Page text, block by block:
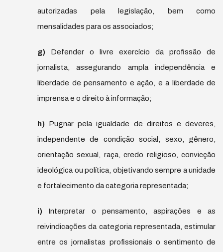
autorizadas pela legislação, bem como
mensalidades para os associados;
g) Defender o livre exercício da profissão de
jornalista, assegurando ampla independência e
liberdade de pensamento e ação, e a liberdade de
imprensa e o direito à informação;
h) Pugnar pela igualdade de direitos e deveres,
independente de condição social, sexo, gênero,
orientação sexual, raça, credo religioso, convicção
ideológica ou política, objetivando sempre a unidade
e fortalecimento da categoria representada;
i) Interpretar o pensamento, aspirações e as
reivindicações da categoria representada, estimular
entre os jornalistas profissionais o sentimento de